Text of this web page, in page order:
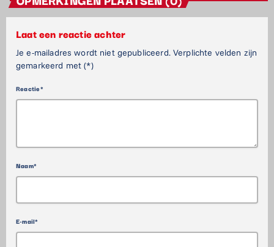
Laat een reactie achter
Je e-mailadres wordt niet gepubliceerd. Verplichte velden zijn
gemarkeerd met (*)
Reactie*
Naam*
E-mail*